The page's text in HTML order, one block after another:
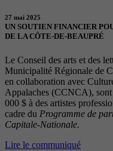
27 mai 2025
UN SOUTIEN FINANCIER
DE LA CÔTE-DE-BEAUPRÉ
Le Conseil des arts et des
Municipalité Régionale de
en collaboration avec
Appalaches (CCNCA), sont
000 $ à des artistes
cadre du Programme de
Capitale-Nationale.
Lire le communiqué